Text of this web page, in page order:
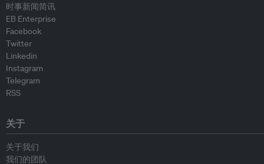
时事新闻简讯
EB Enterprise
Facebook
Twitter
Linkedin
Instagram
Telegram
RSS
关于
关于我们
我们的团队